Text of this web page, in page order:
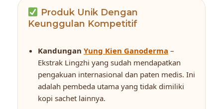
Produk Unik Dengan
Keunggulan Kompetitif
Kandungan Yung Kien Ganoderma –
Ekstrak Lingzhi yang sudah mendapatkan
pengakuan internasional dan paten medis. Ini
adalah pembeda utama yang tidak dimiliki
kopi sachet lainnya.